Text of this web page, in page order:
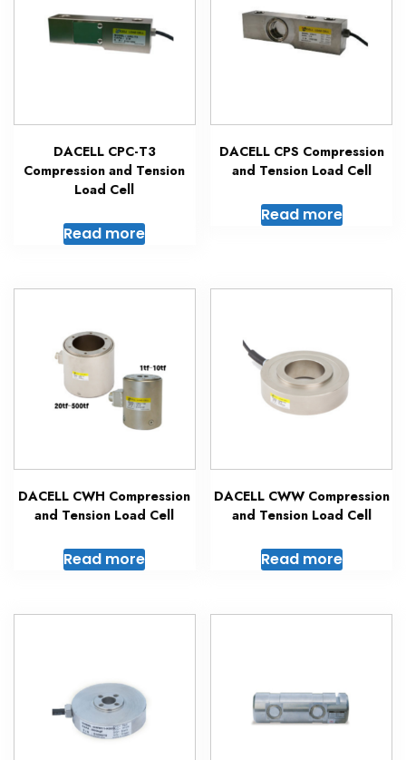
DACELL CPC-T3
Compression and Tension
Load Cell
Read more
DACELL CPS Compression
and Tension Load Cell
Read more
DACELL CWH Compression
and Tension Load Cell
Read more
DACELL CWW Compression
and Tension Load Cell
Read more